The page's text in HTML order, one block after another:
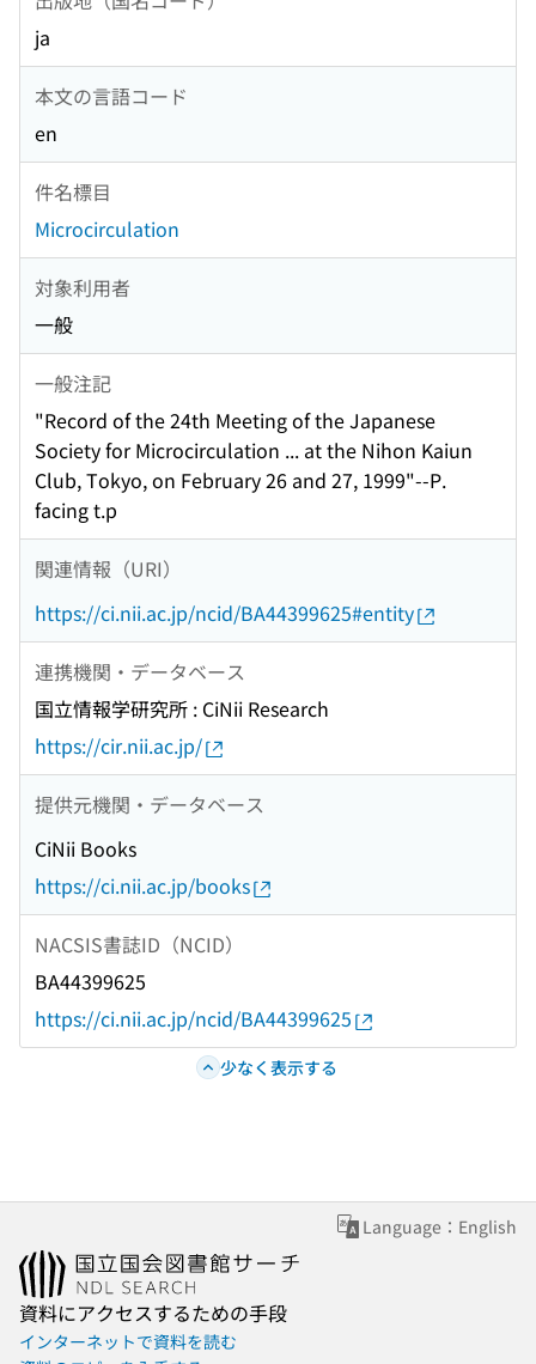
ja
本文の言語コード
en
件名標目
Microcirculation
対象利用者
一般
一般注記
"Record of the 24th Meeting of the Japanese
Society for Microcirculation ... at the Nihon Kaiun
Club, Tokyo, on February 26 and 27, 1999"--P.
facing t.p
関連情報（URI）
https://ci.nii.ac.jp/ncid/BA44399625#entity
連携機関・データベース
国立情報学研究所 : CiNii Research
https://cir.nii.ac.jp/
提供元機関・データベース
CiNii Books
https://ci.nii.ac.jp/books
NACSIS書誌ID（NCID）
BA44399625
https://ci.nii.ac.jp/ncid/BA44399625
少なく表示する
Language：English
資料にアクセスするための手段
インターネットで資料を読む